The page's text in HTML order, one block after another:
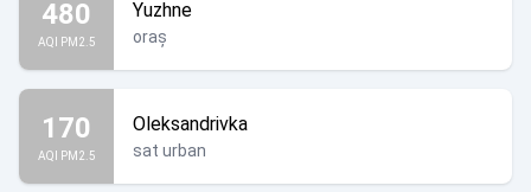
480
AQI PM2.5
Yuzhne
oraș
170
AQI PM2.5
Oleksandrivka
sat urban